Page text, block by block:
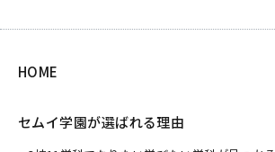
HOME
セムイ学園が選ばれる理由